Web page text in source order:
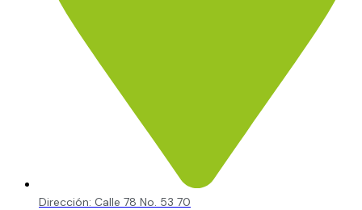
Dirección: Calle 78 No. 53 70